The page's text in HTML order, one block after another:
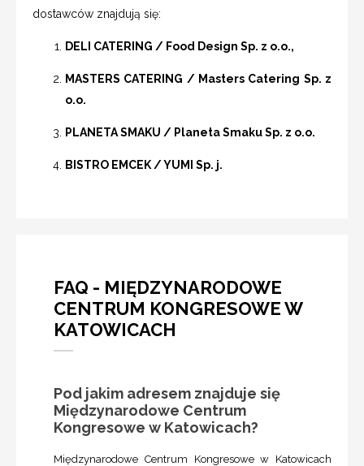
dostawców znajdują się:
DELI CATERING / Food Design Sp. z o.o.,
MASTERS CATERING / Masters Catering Sp. z
o.o.
PLANETA SMAKU / Planeta Smaku Sp. z o.o.
BISTRO EMCEK / YUMI Sp. j.
FAQ - MIĘDZYNARODOWE
CENTRUM KONGRESOWE W
KATOWICACH
Pod jakim adresem znajduje się
Międzynarodowe Centrum
Kongresowe w Katowicach?
Międzynarodowe Centrum Kongresowe w Katowicach